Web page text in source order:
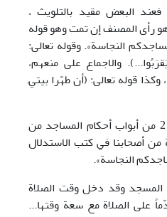
البعض مقيد بالتلويث ،
رأى المصنف إن تمت وهو قوله
النجاسة». وقوله تعالى:
والاجماع على منعهم،
وكذا قوله تعالى: (أن طهّرا بيتيَ
وفي الوسائل باب 24 حديث 2 من أبواب أحكام المساجد من
أصحابنا في كتب الاستدلال
في المسجد وقد دخل وقت الصلاة
على الصلاة مع سعة وقتها...